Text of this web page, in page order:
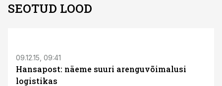
SEOTUD LOOD
09.12.15, 09:41
Hansapost: näeme suuri arenguvõimalusi
logistikas